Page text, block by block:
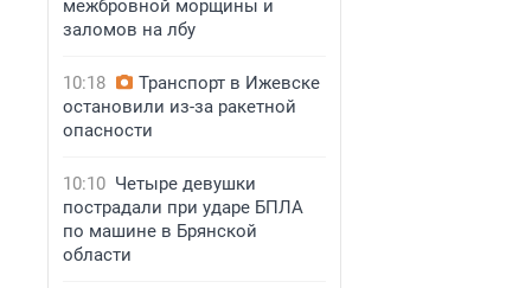
межбровной морщины и
заломов на лбу
10:18
Транспорт в Ижевске
остановили из-за ракетной
опасности
10:10 Четыре девушки
пострадали при ударе БПЛА
по машине в Брянской
области